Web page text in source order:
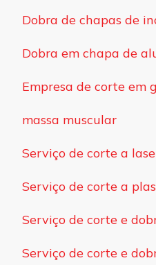
Dobra de chapas de
Dobra em chapa de
Empresa de corte em
massa muscular
Serviço de corte a
Serviço de corte a
Serviço de corte e
Serviço de corte e